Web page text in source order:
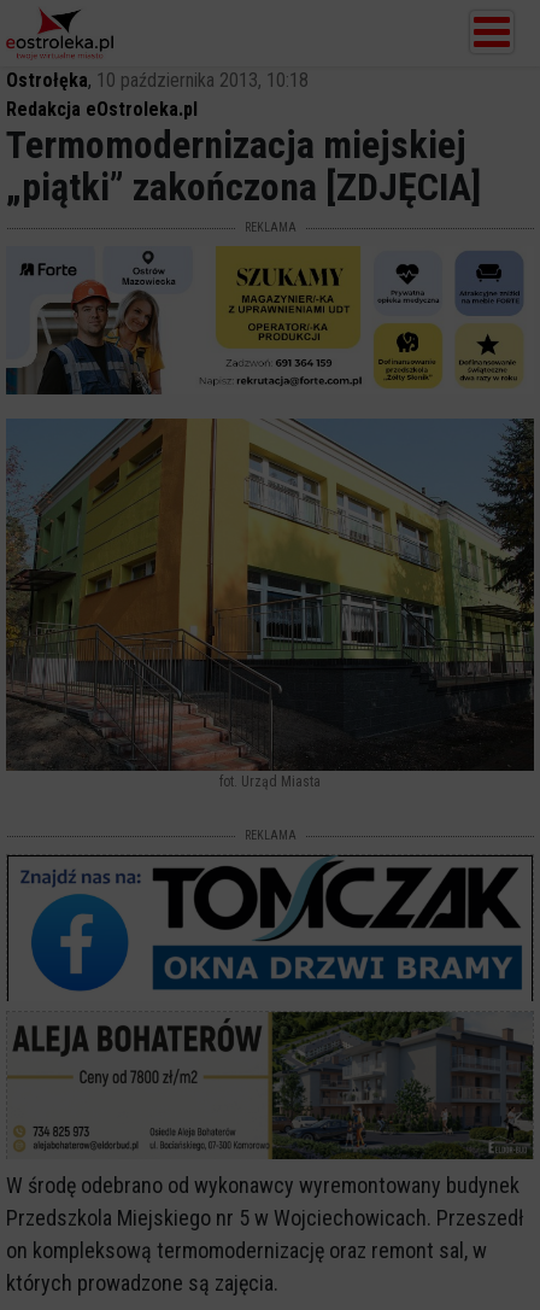
Ostrołęka, 10 października 2013, 10:18
Redakcja eOstroleka.pl
Termomodernizacja miejskiej
„piątki” zakończona [ZDJĘCIA]
REKLAMA
fot. Urząd Miasta
REKLAMA
W środę odebrano od wykonawcy wyremontowany budynek
Przedszkola Miejskiego nr 5 w Wojciechowicach. Przeszedł
on kompleksową termomodernizację oraz remont sal, w
których prowadzone są zajęcia.